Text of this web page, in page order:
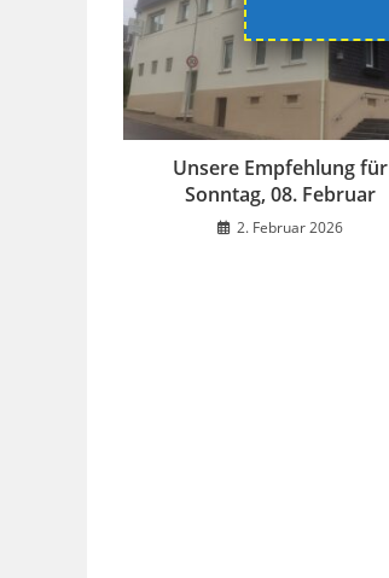
Unsere Empfehlung für
Sonntag, 08. Februar
2. Februar 2026